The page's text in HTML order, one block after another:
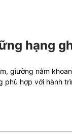
hạng
giường nằm
phù hợp với hành